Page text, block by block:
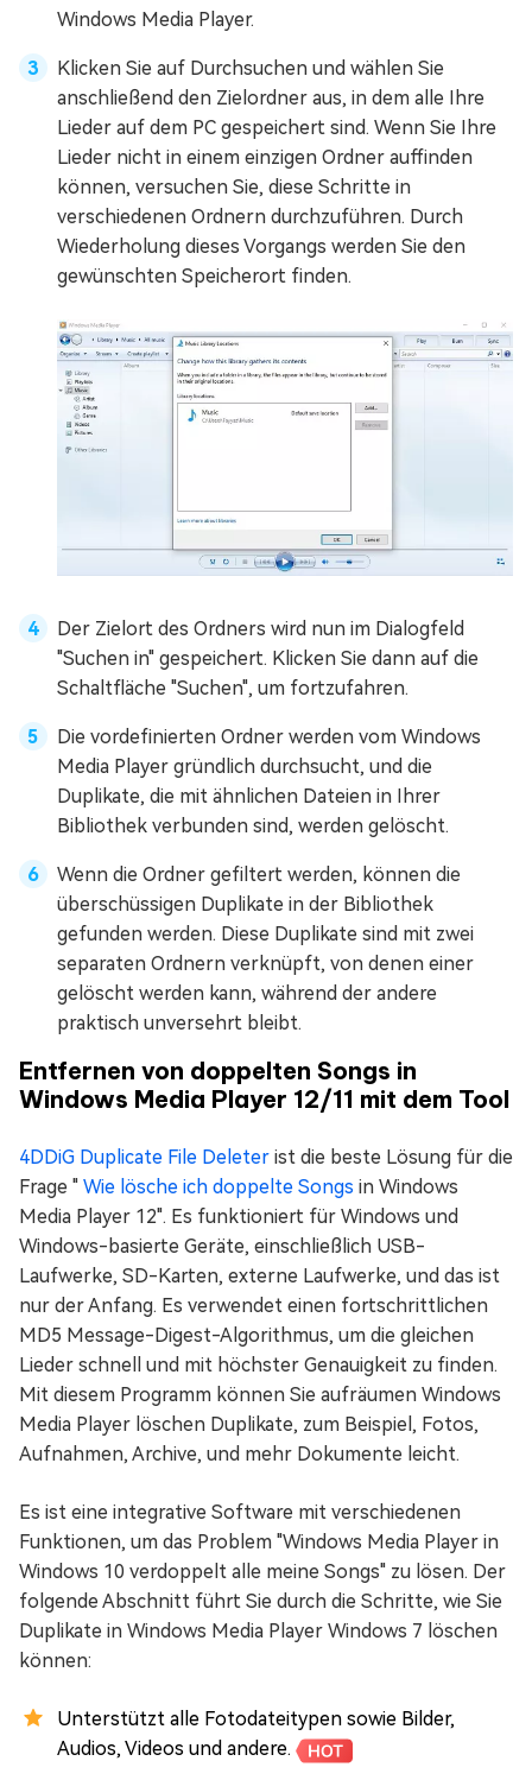
Windows Media Player.
Klicken Sie auf Durchsuchen und wählen Sie
anschließend den Zielordner aus, in dem alle Ihre
Lieder auf dem PC gespeichert sind. Wenn Sie Ihre
Lieder nicht in einem einzigen Ordner auffinden
können, versuchen Sie, diese Schritte in
verschiedenen Ordnern durchzuführen. Durch
Wiederholung dieses Vorgangs werden Sie den
gewünschten Speicherort finden.
Der Zielort des Ordners wird nun im Dialogfeld
"Suchen in" gespeichert. Klicken Sie dann auf die
Schaltfläche "Suchen", um fortzufahren.
Die vordefinierten Ordner werden vom Windows
Media Player gründlich durchsucht, und die
Duplikate, die mit ähnlichen Dateien in Ihrer
Bibliothek verbunden sind, werden gelöscht.
Wenn die Ordner gefiltert werden, können die
überschüssigen Duplikate in der Bibliothek
gefunden werden. Diese Duplikate sind mit zwei
separaten Ordnern verknüpft, von denen einer
gelöscht werden kann, während der andere
praktisch unversehrt bleibt.
Entfernen von doppelten Songs in
Windows Media Player 12/11 mit dem Tool
4DDiG Duplicate File Deleter ist die beste Lösung für die
Frage " Wie lösche ich doppelte Songs in Windows
Media Player 12". Es funktioniert für Windows und
Windows-basierte Geräte, einschließlich USB-
Laufwerke, SD-Karten, externe Laufwerke, und das ist
nur der Anfang. Es verwendet einen fortschrittlichen
MD5 Message-Digest-Algorithmus, um die gleichen
Lieder schnell und mit höchster Genauigkeit zu finden.
Mit diesem Programm können Sie aufräumen Windows
Media Player löschen Duplikate, zum Beispiel, Fotos,
Aufnahmen, Archive, und mehr Dokumente leicht.
Es ist eine integrative Software mit verschiedenen
Funktionen, um das Problem "Windows Media Player in
Windows 10 verdoppelt alle meine Songs" zu lösen. Der
folgende Abschnitt führt Sie durch die Schritte, wie Sie
Duplikate in Windows Media Player Windows 7 löschen
können:
Unterstützt alle Fotodateitypen sowie Bilder,
Audios, Videos und andere.